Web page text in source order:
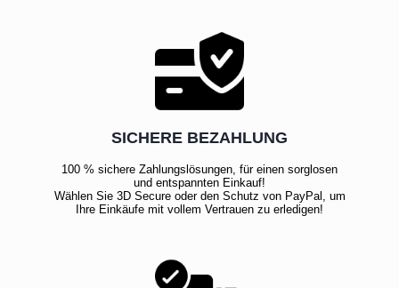
SICHERE BEZAHLUNG
100 % sichere Zahlungslösungen, für einen sorglosen
und entspannten Einkauf!
Wählen Sie 3D Secure oder den Schutz von PayPal, um
Ihre Einkäufe mit vollem Vertrauen zu erledigen!